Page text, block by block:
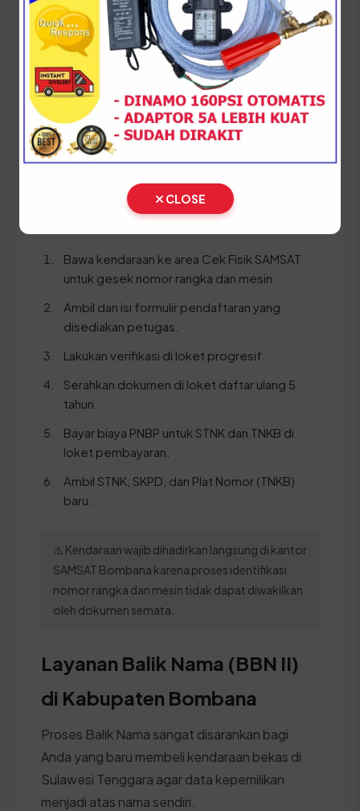
Setiap lima tahun, pemilik kendaraan wajib
melakukan pergantian pelat nomor dan cek fisik
kendaraan. Siapkan dokumen tambahan ini:
STNK asli
KTP asli
SKPD asli
BPKB asli & fotokopi
Bawa kendaraan ke area Cek Fisik SAMSAT
untuk gesek nomor rangka dan mesin.
Ambil dan isi formulir pendaftaran yang
disediakan petugas.
Lakukan verifikasi di loket progresif.
Serahkan dokumen di loket daftar ulang 5
tahun.
Bayar biaya PNBP untuk STNK dan TNKB di
loket pembayaran.
Ambil STNK, SKPD, dan Plat Nomor (TNKB)
baru.
⚠️ Kendaraan wajib dihadirkan langsung di kantor
SAMSAT Bombana karena proses identifikasi
nomor rangka dan mesin tidak dapat diwakilkan
oleh dokumen semata.
Layanan Balik Nama (BBN II)
di Kabupaten Bombana
Proses Balik Nama sangat disarankan bagi
Anda yang baru membeli kendaraan bekas di
Sulawesi Tenggara agar data kepemilikan
menjadi atas nama sendiri.
CLOSE